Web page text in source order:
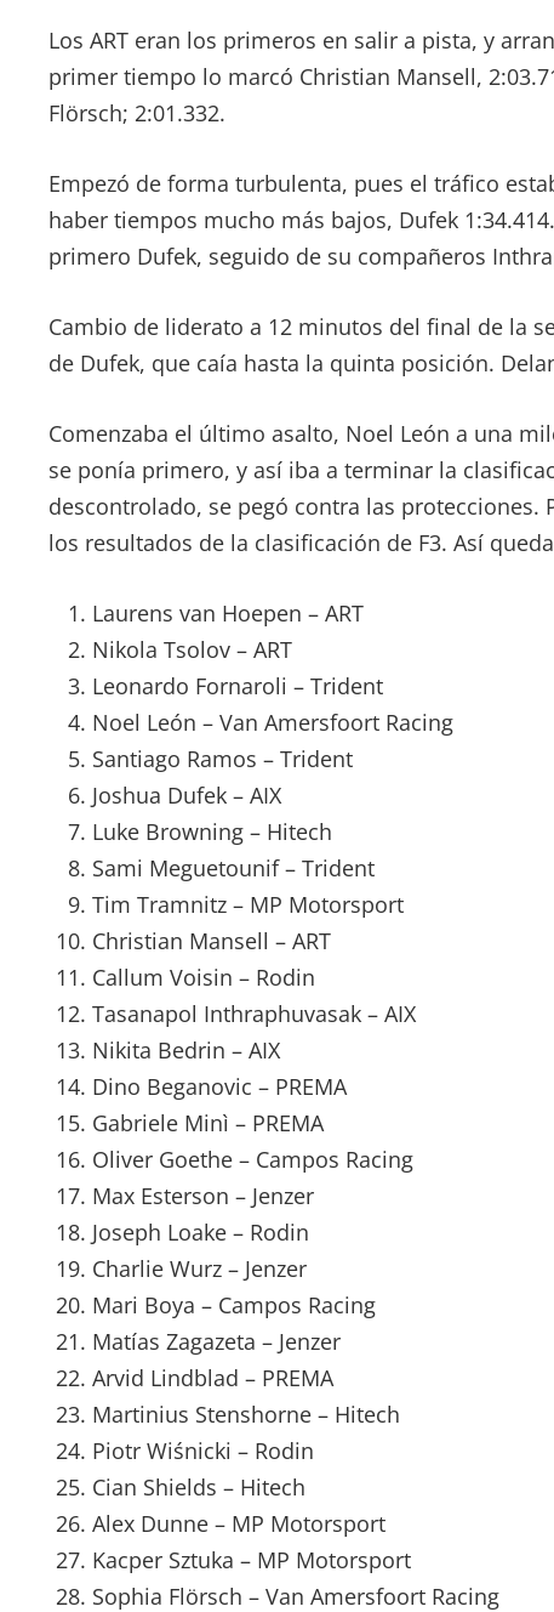
Los ART eran los primeros en salir a pista, y
primer tiempo lo marcó Christian Mansell,
Flörsch; 2:01.332.
Empezó de forma turbulenta, pues el tráfico
haber tiempos mucho más bajos, Dufek
primero Dufek, seguido de su compañeros
Cambio de liderato a 12 minutos del final de la
de Dufek, que caía hasta la quinta posición.
Comenzaba el último asalto, Noel León a una
se ponía primero, y así iba a terminar la
descontrolado, se pegó contra las
los resultados de la clasificación de F3. Así
Laurens van Hoepen – ART
Nikola Tsolov – ART
Leonardo Fornaroli – Trident
Noel León – Van Amersfoort Racing
Santiago Ramos – Trident
Joshua Dufek – AIX
Luke Browning – Hitech
Sami Meguetounif – Trident
Tim Tramnitz – MP Motorsport
Christian Mansell – ART
Callum Voisin – Rodin
Tasanapol Inthraphuvasak – AIX
Nikita Bedrin – AIX
Dino Beganovic – PREMA
Gabriele Minì – PREMA
Oliver Goethe – Campos Racing
Max Esterson – Jenzer
Joseph Loake – Rodin
Charlie Wurz – Jenzer
Mari Boya – Campos Racing
Matías Zagazeta – Jenzer
Arvid Lindblad – PREMA
Martinius Stenshorne – Hitech
Piotr Wiśnicki – Rodin
Cian Shields – Hitech
Alex Dunne – MP Motorsport
Kacper Sztuka – MP Motorsport
Sophia Flörsch – Van Amersfoort Racing